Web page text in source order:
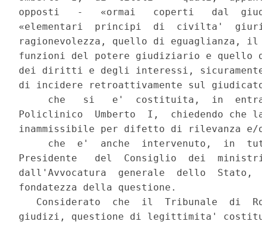
opposti   -   «ormai   coperti   dal
«elementari  principi  di  civilta'
ragionevolezza, quello di
funzioni del potere giudiziario e quello
dei diritti e degli interessi, sicuramente
di incidere retroattivamente sul
che   si   e'  costituita,  in
Policlinico  Umberto  I,  chiedendo che
inammissibile per difetto di rilevanza e/
che  e'  anche  intervenuto,  in
Presidente   del  Consiglio  dei
dall'Avvocatura  generale  dello  Stato,
fondatezza della questione.
Considerato  che  il  Tribunale  di
giudizi, questione di legittimita'